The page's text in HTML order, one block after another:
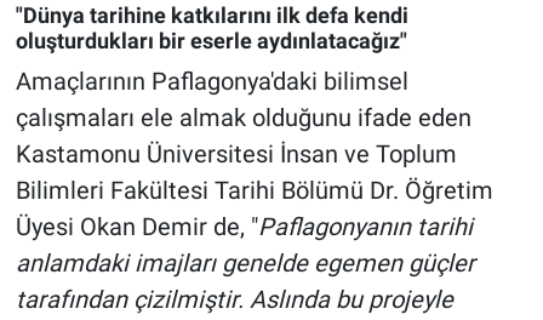
"Dünya tarihine katkılarını ilk defa kendi
oluşturdukları bir eserle aydınlatacağız"
Amaçlarının Paflagonya'daki bilimsel
çalışmaları ele almak olduğunu ifade eden
Kastamonu Üniversitesi İnsan ve Toplum
Bilimleri Fakültesi Tarihi Bölümü Dr. Öğretim
Üyesi Okan Demir de, "Paflagonyanın tarihi
anlamdaki imajları genelde egemen güçler
tarafından çizilmiştir. Aslında bu projeyle